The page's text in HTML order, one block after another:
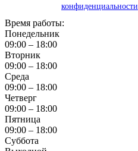
конфиденциальности
Время работы:
Понедельник
09:00 – 18:00
Вторник
09:00 – 18:00
Среда
09:00 – 18:00
Четверг
09:00 – 18:00
Пятница
09:00 – 18:00
Суббота